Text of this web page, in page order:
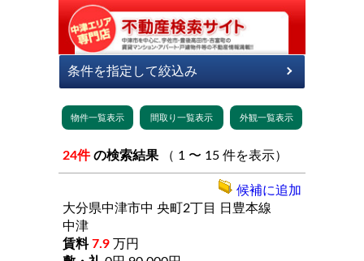
24件 の検索結果 （ 1 〜 15 件を表示）
大分県中津市中 央町2丁目
日豊本線
中津
7.9 万円
候補に追加